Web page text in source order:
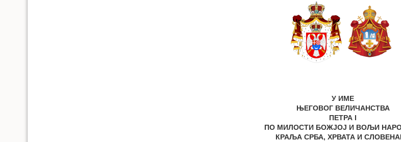
У ИМЕ
ЊЕГОВОГ ВЕЛИЧАНСТВА
ПЕТРА I
ПО МИЛОСТИ БОЖЈОЈ И ВОЉИ
КРАЉА СРБА, ХРВАТА И